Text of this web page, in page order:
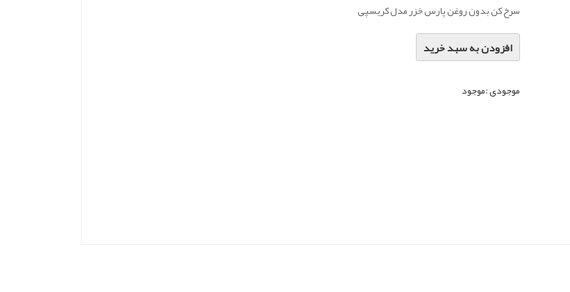
سرخ کن بدون روغن پارس خزر مدل کریسپی
افزودن به سبد خرید
موجودی :موجود